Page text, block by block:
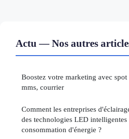
Actu — Nos autres
Boostez votre marketing avec
mms, courrier
Comment les entreprises
des technologies LED
consommation d'énergie ?